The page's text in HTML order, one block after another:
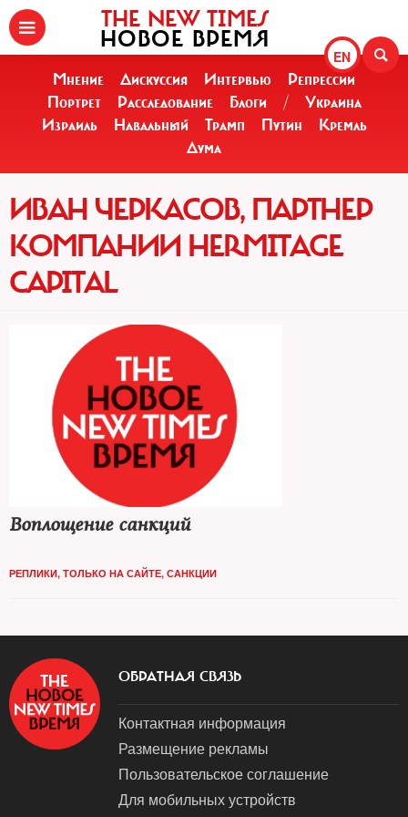
EN
THE NEW TIMES
НОВОЕ ВРЕМЯ
Мнение Дискуссия Интервью
Репрессии
Портрет
Расследование Блоги /
Украина
Израиль
Навальный Трамп Путин
Кремль
Дума
ИВАН ЧЕРКАСОВ, ПАРТНЕР
КОМПАНИИ HERMITAGE
CAPITAL
Воплощение санкций
РЕПЛИКИ, ТОЛЬКО НА САЙТЕ, САНКЦИИ
ОБРАТНАЯ СВЯЗЬ
Контактная информация
Размещение рекламы
Пользовательское соглашение
Для мобильных устройств